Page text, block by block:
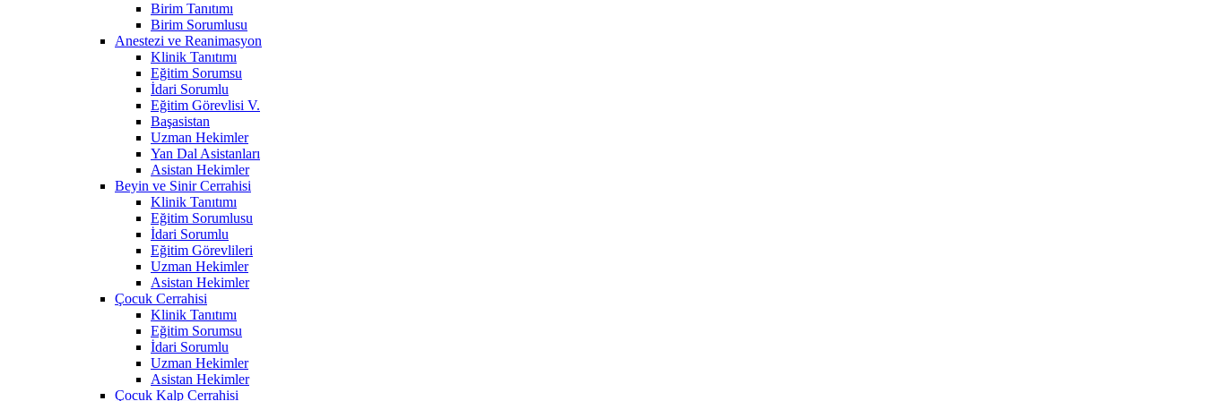
Birim Tanıtımı
Birim Sorumlusu
Anestezi ve Reanimasyon
Klinik Tanıtımı
Eğitim Sorumsu
İdari Sorumlu
Eğitim Görevlisi V.
Başasistan
Uzman Hekimler
Yan Dal Asistanları
Asistan Hekimler
Beyin ve Sinir Cerrahisi
Klinik Tanıtımı
Eğitim Sorumlusu
İdari Sorumlu
Eğitim Görevlileri
Uzman Hekimler
Asistan Hekimler
Çocuk Cerrahisi
Klinik Tanıtımı
Eğitim Sorumsu
İdari Sorumlu
Uzman Hekimler
Asistan Hekimler
Çocuk Kalp Cerrahisi